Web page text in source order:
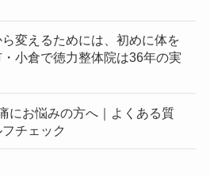
変えるためには、初めに体を
小倉で徳力整体院は36年の実
にお悩みの方へ｜よくある質
チェック